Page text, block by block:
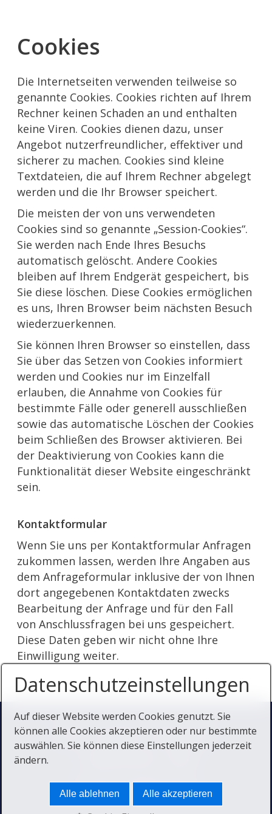
Cookies
Die Internetseiten verwenden teilweise so
genannte Cookies. Cookies richten auf Ihrem
Rechner keinen Schaden an und enthalten
keine Viren. Cookies dienen dazu, unser
Angebot nutzerfreundlicher, effektiver und
sicherer zu machen. Cookies sind kleine
Textdateien, die auf Ihrem Rechner abgelegt
werden und die Ihr Browser speichert.
Die meisten der von uns verwendeten
Cookies sind so genannte „Session-Cookies“.
Sie werden nach Ende Ihres Besuchs
automatisch gelöscht. Andere Cookies
bleiben auf Ihrem Endgerät gespeichert, bis
Sie diese löschen. Diese Cookies ermöglichen
es uns, Ihren Browser beim nächsten Besuch
wiederzuerkennen.
Sie können Ihren Browser so einstellen, dass
Sie über das Setzen von Cookies informiert
werden und Cookies nur im Einzelfall
erlauben, die Annahme von Cookies für
bestimmte Fälle oder generell ausschließen
sowie das automatische Löschen der Cookies
beim Schließen des Browser aktivieren. Bei
der Deaktivierung von Cookies kann die
Funktionalität dieser Website eingeschränkt
sein.
Kontaktformular
Wenn Sie uns per Kontaktformular Anfragen
zukommen lassen, werden Ihre Angaben aus
dem Anfrageformular inklusive der von Ihnen
dort angegebenen Kontaktdaten zwecks
Bearbeitung der Anfrage und für den Fall
von Anschlussfragen bei uns gespeichert.
Diese Daten geben wir nicht ohne Ihre
Einwilligung weiter.
Start Kontakt Impressum
© 2025 THOMAS-APPS
Datenschutzeinstellungen
Auf dieser Website werden Cookies genutzt. Sie
können alle Cookies akzeptieren oder nur bestimmte
auswählen. Sie können diese Einstellungen jederzeit
ändern.
Alle ablehnen Alle akzeptieren